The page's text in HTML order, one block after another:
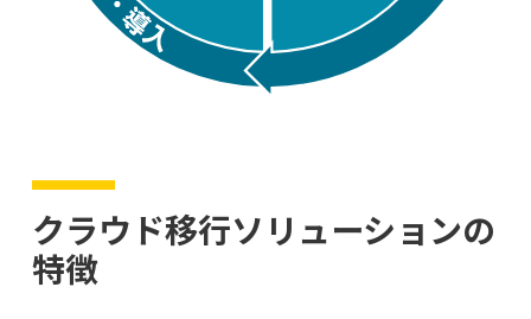
クラウド移行ソリューションの
特徴